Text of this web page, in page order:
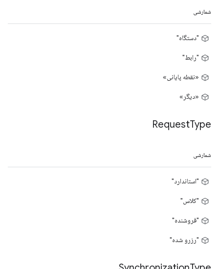
شمارشی
"دستگاه"
"رابط"
«نقطه پایانی»
«دیگر»
RequestType
شمارشی
"استاندارد"
"کلاس"
"فروشنده"
"رزرو شده"